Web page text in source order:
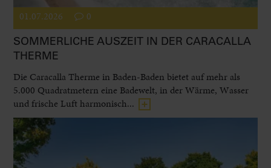
01.07.2026 0
SOMMERLICHE AUSZEIT IN DER CARACALLA
THERME
Die Caracalla Therme in Baden-Baden bietet auf mehr als
5.000 Quadratmetern eine Badewelt, in der Wärme, Wasser
und frische Luft harmonisch...